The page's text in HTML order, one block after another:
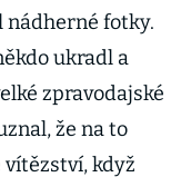
fotky.
ukradl a
zpravodajské
že na to
když